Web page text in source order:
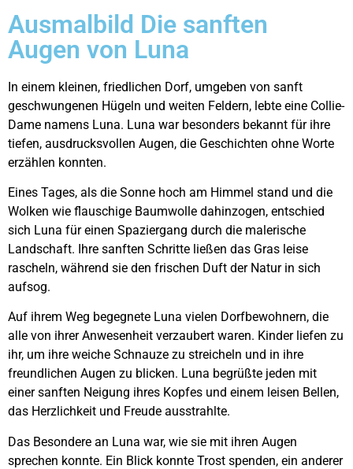
Ausmalbild Die sanften
Augen von Luna
In einem kleinen, friedlichen Dorf, umgeben von sanft
geschwungenen Hügeln und weiten Feldern, lebte eine Collie-
Dame namens Luna. Luna war besonders bekannt für ihre
tiefen, ausdrucksvollen Augen, die Geschichten ohne Worte
erzählen konnten.
Eines Tages, als die Sonne hoch am Himmel stand und die
Wolken wie flauschige Baumwolle dahinzogen, entschied
sich Luna für einen Spaziergang durch die malerische
Landschaft. Ihre sanften Schritte ließen das Gras leise
rascheln, während sie den frischen Duft der Natur in sich
aufsog.
Auf ihrem Weg begegnete Luna vielen Dorfbewohnern, die
alle von ihrer Anwesenheit verzaubert waren. Kinder liefen zu
ihr, um ihre weiche Schnauze zu streicheln und in ihre
freundlichen Augen zu blicken. Luna begrüßte jeden mit
einer sanften Neigung ihres Kopfes und einem leisen Bellen,
das Herzlichkeit und Freude ausstrahlte.
Das Besondere an Luna war, wie sie mit ihren Augen
sprechen konnte. Ein Blick konnte Trost spenden, ein anderer